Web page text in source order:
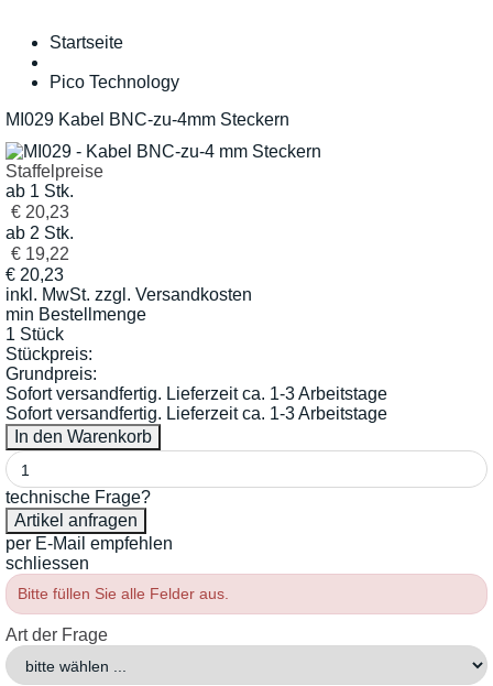
Startseite
Pico Technology
MI029 Kabel BNC-zu-4mm Steckern
Staffelpreise
ab 1 Stk.
€ 20,23
ab 2 Stk.
€ 19,22
€ 20,23
inkl. MwSt. zzgl. Versandkosten
min Bestellmenge
1 Stück
Stückpreis:
Grundpreis:
Sofort versandfertig. Lieferzeit ca. 1-3 Arbeitstage
Sofort versandfertig. Lieferzeit ca. 1-3 Arbeitstage
technische Frage?
per E-Mail empfehlen
schliessen
Bitte füllen Sie alle Felder aus.
Art der Frage